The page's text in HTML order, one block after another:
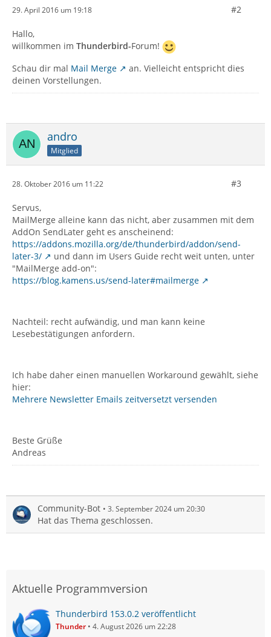
29. April 2016 um 19:18 #2
Hallo,
willkommen im Thunderbird-Forum!
Schau dir mal Mail Merge
an. Vielleicht entspricht dies
deinen Vorstellungen.
andro
Mitglied
28. Oktober 2016 um 11:22 #3
Servus,
MailMerge alleine kann das nicht, aber zusammen mit dem
AddOn SendLater geht es anscheinend:
https://addons.mozilla.org/de/thunderbird/addon/send-
later-3/
und dann im Users Guide recht weit unten, unter
"MailMerge add-on":
https://blog.kamens.us/send-later#mailmerge
Nachteil: recht aufwändig, und man kann keine
Lesebestätigungen anfordern.
Ich habe daher einen manuellen Workaround gewählt, siehe
hier:
Mehrere Newsletter Emails zeitversetzt versenden
Beste Grüße
Andreas
Community-Bot 3. September 2024 um 20:30
Hat das Thema geschlossen.
Aktuelle Programmversion
Thunderbird 153.0.2 veröffentlicht
Thunder 4. August 2026 um 22:28